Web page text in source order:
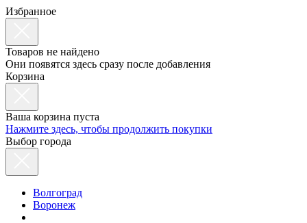
Избранное
Товаров не найдено
Они появятся здесь сразу после добавления
Корзина
Ваша корзина пуста
Нажмите здесь, чтобы продолжить покупки
Выбор города
Волгоград
Воронеж